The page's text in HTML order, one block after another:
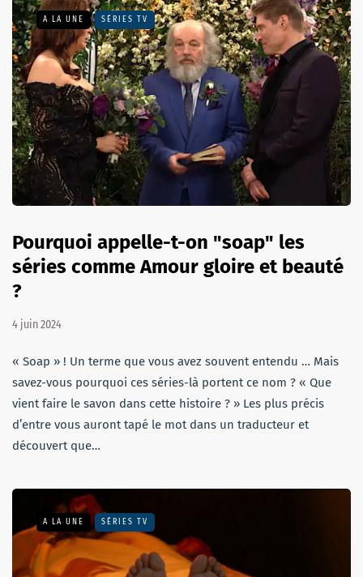
A LA UNE SÉRIES TV
Pourquoi appelle-t-on "soap" les
séries comme Amour gloire et beauté
?
4 juin 2024
« Soap » ! Un terme que vous avez souvent entendu … Mais
savez-vous pourquoi ces séries-là portent ce nom ? « Que
vient faire le savon dans cette histoire ? » Les plus précis
d’entre vous auront tapé le mot dans un traducteur et
découvert que…
A LA UNE SÉRIES TV